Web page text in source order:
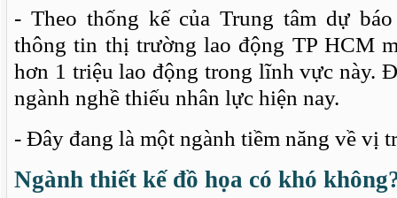
- Theo thống kế của Trung tâm dự
thông tin thị trường lao động TP HCM
hơn 1 triệu lao động trong lĩnh vực này.
ngành nghề thiếu nhân lực hiện nay.
- Đây đang là một ngành tiềm năng về vị
Ngành thiết kế đồ họa có khó